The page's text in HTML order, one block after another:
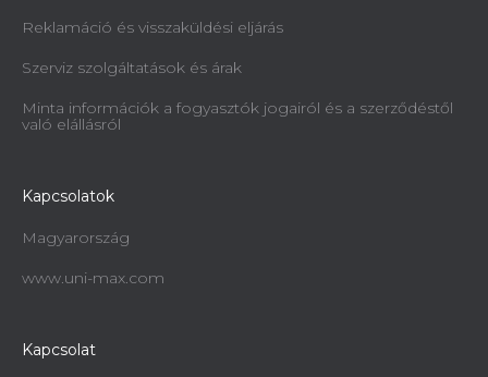
Reklamáció és visszaküldési eljárás
Szerviz szolgáltatások és árak
Minta információk a fogyasztók jogairól és a szerződéstől
való elállásról
Kapcsolatok
Magyarország
www.uni-max.com
Kapcsolat